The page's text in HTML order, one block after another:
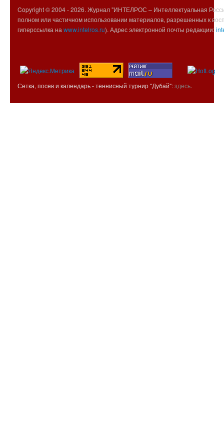
Copyright © 2004 -2026. Журнал "ИНТЕЛРОС – Интеллектуальная
полном или частичном использовании материалов, разрешенных к
гиперссылка на www.intelros.ru). Адрес электронной почты редакции:
Сетка, посев и календарь - теннисный турнир "Дубай":здесь.